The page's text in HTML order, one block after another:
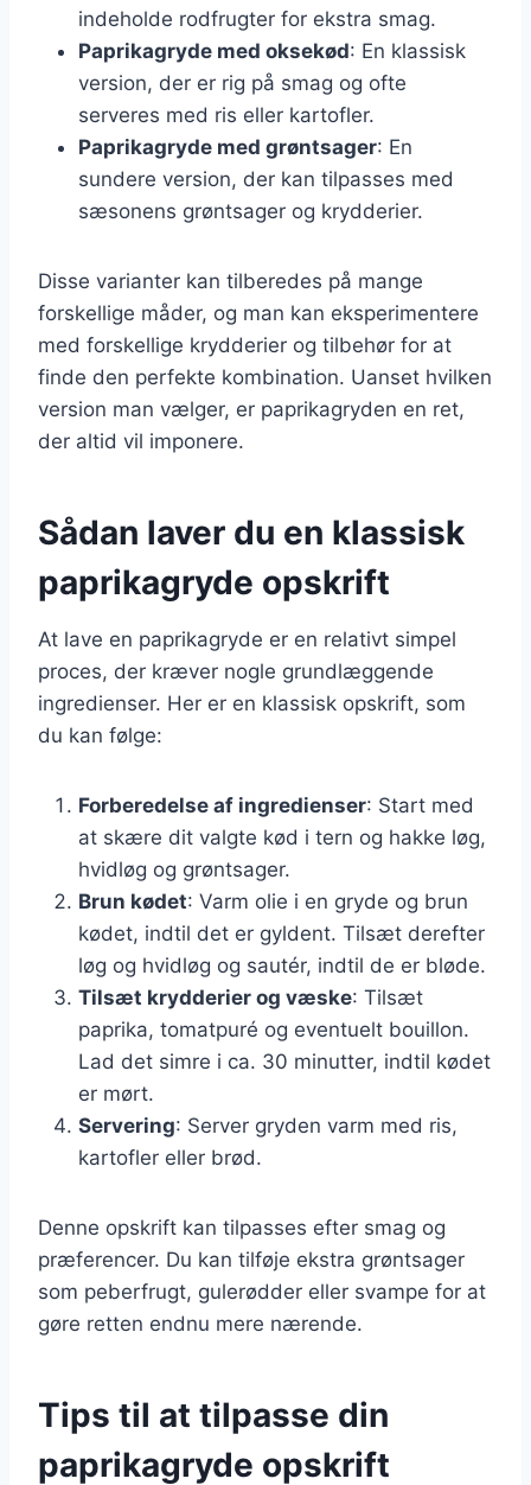
indeholde rodfrugter for ekstra smag.
Paprikagryde med oksekød: En klassisk
version, der er rig på smag og ofte
serveres med ris eller kartofler.
Paprikagryde med grøntsager: En
sundere version, der kan tilpasses med
sæsonens grøntsager og krydderier.
Disse varianter kan tilberedes på mange
forskellige måder, og man kan eksperimentere
med forskellige krydderier og tilbehør for at
finde den perfekte kombination. Uanset hvilken
version man vælger, er paprikagryden en ret,
der altid vil imponere.
Sådan laver du en klassisk
paprikagryde opskrift
At lave en paprikagryde er en relativt simpel
proces, der kræver nogle grundlæggende
ingredienser. Her er en klassisk opskrift, som
du kan følge:
Forberedelse af ingredienser: Start med
at skære dit valgte kød i tern og hakke løg,
hvidløg og grøntsager.
Brun kødet: Varm olie i en gryde og brun
kødet, indtil det er gyldent. Tilsæt derefter
løg og hvidløg og sautér, indtil de er bløde.
Tilsæt krydderier og væske: Tilsæt
paprika, tomatpuré og eventuelt bouillon.
Lad det simre i ca. 30 minutter, indtil kødet
er mørt.
Servering: Server gryden varm med ris,
kartofler eller brød.
Denne opskrift kan tilpasses efter smag og
præferencer. Du kan tilføje ekstra grøntsager
som peberfrugt, gulerødder eller svampe for at
gøre retten endnu mere nærende.
Tips til at tilpasse din
paprikagryde opskrift